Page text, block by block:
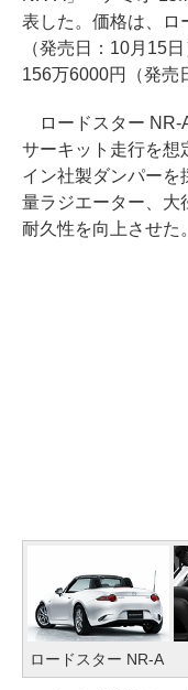
表した。価格は、ロ
（発売日：10月15
156万6000円（発売
ロードスター NR-
サーキット走行を想
イン社製ダンパーを
量ラジエーター、大
耐久性を向上させた。
ロードスター NR-A